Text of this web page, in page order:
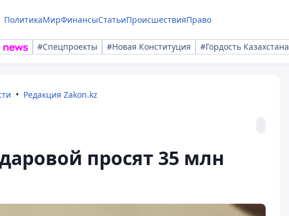
ПолитикаМирФинансыСтатьиПроисшествияПраво
#Спецпроекты #Новая Конституция #Гордость Казахстана
Редакция Zakon.kz
просят 35 млн